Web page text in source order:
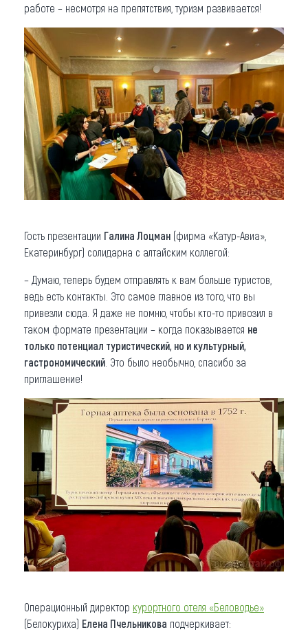
работе – несмотря на препятствия, туризм развивается!
Гость презентации Галина Лоцман (фирма «Катур-Авиа»,
Екатеринбург) солидарна с алтайским коллегой:
– Думаю, теперь будем отправлять к вам больше туристов,
ведь есть контакты. Это самое главное из того, что вы
привезли сюда. Я даже не помню, чтобы кто-то привозил в
таком формате презентации – когда показывается не
только потенциал туристический, но и культурный,
гастрономический . Это было необычно, спасибо за
приглашение!
Операционный директор курортного отеля «Беловодье»
(Белокуриха) Елена Пчельникова подчеркивает: